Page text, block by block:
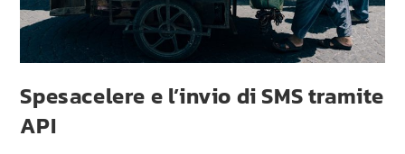
Spesacelere e l’invio di SMS tramite
API